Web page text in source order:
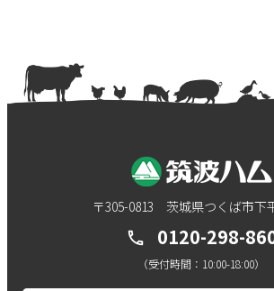
〒305-0813 茨城県つくば市下
call 0120-298-
（受付時間：10:00-18:00）